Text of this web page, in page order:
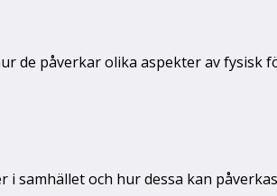
de påverkar olika aspekter av fysisk
samhället och hur dessa kan påverkas